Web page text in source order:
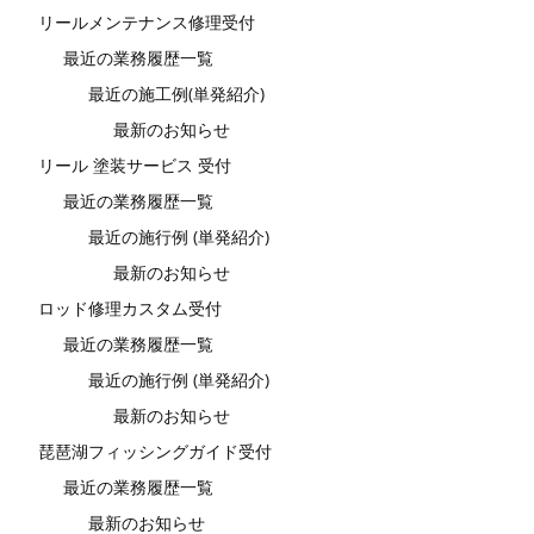
リールメンテナンス修理受付
最近の業務履歴一覧
最近の施工例(単発紹介)
最新のお知らせ
リール 塗装サービス 受付
最近の業務履歴一覧
最近の施行例 (単発紹介)
最新のお知らせ
ロッド修理カスタム受付
最近の業務履歴一覧
最近の施行例 (単発紹介)
最新のお知らせ
琵琶湖フィッシングガイド受付
最近の業務履歴一覧
最新のお知らせ